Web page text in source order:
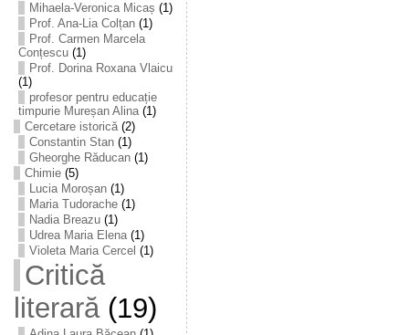
Mihaela-Veronica Micaș (1)
Prof. Ana-Lia Colțan(1)
Prof. Carmen Marcela
Conțescu(1)
Prof. Dorina Roxana Vlaicu
(1)
profesor pentru educație
timpurie Mureșan Alina(1)
Cercetare istorică(2)
Constantin Stan(1)
Gheorghe Răducan(1)
Chimie(5)
Lucia Moroșan(1)
Maria Tudorache(1)
Nadia Breazu(1)
Udrea Maria Elena(1)
Violeta Maria Cercel (1)
Critică
literară(19)